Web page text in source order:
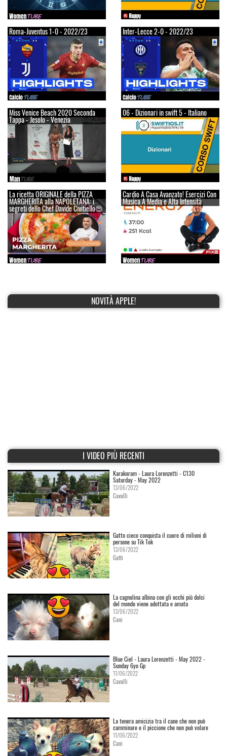
Roma-Juventus 1-0 - 2022/23 Inter-Lecce 2-0 - 2022/23
Miss Venice Beach 2020 Seconda
Tappa - Jesolo - Venezia
06 - Dizionari in swift 5 - Italiano
La ricetta ORIGINALE della PIZZA
MARGHERITA alla NAPOLETANA: i
segreti dello Chef Davide Civitiello😍
Cardio A Casa Avanzato! Esercizi Con
Musica A Media e Alta Intensità
NOVITÀ APPLE!
I VIDEO PIÙ RECENTI
Karakoram - Laura Lorenzetti - C130
Saturday - May 2022
13/06/2022
Cavalli
Gatto cieco conquista il cuore di milioni di
persone su Tik Tok
13/06/2022
Gatti
La cagnolina albina con gli occhi più dolci
del mondo viene adottata e amata
13/06/2022
Cani
Blue Ciel - Laura Lorenzetti - May 2022 -
Sunday 6yo Gp
11/06/2022
Cavalli
La tenera amicizia tra il cane che non può
camminare e il piccione che non può volare
11/06/2022
Cani